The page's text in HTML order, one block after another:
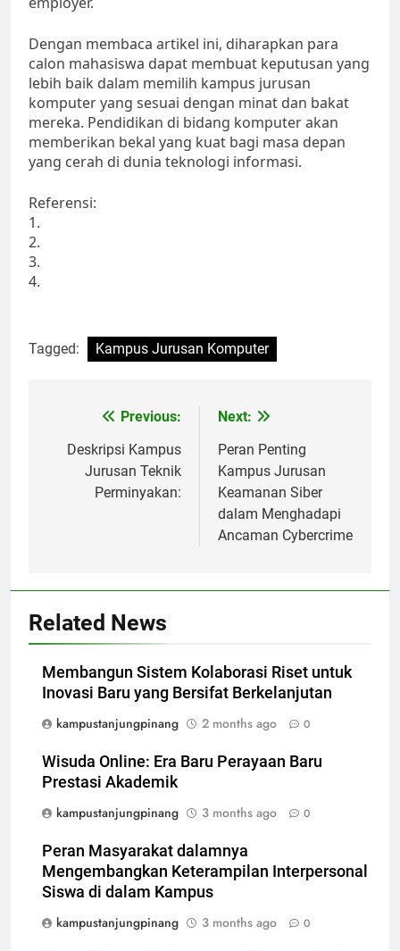
Dengan membaca artikel ini, diharapkan para
calon mahasiswa dapat membuat keputusan yang
lebih baik dalam memilih kampus jurusan
komputer yang sesuai dengan minat dan bakat
mereka. Pendidikan di bidang komputer akan
memberikan bekal yang kuat bagi masa depan
yang cerah di dunia teknologi informasi.
Referensi:
1.
2.
3.
4.
Tagged: Kampus Jurusan Komputer
navigation
Previous:
Deskripsi Kampus
Jurusan Teknik
Perminyakan:
Next:
Peran Penting
Kampus Jurusan
Keamanan Siber
dalam Menghadapi
Ancaman Cybercrime
Related News
Membangun Sistem Kolaborasi Riset untuk
Inovasi Baru yang Bersifat Berkelanjutan
kampustanjungpinang
2 months ago 0
Wisuda Online: Era Baru Perayaan Baru
Prestasi Akademik
kampustanjungpinang
3 months ago 0
Peran Masyarakat dalamnya
Mengembangkan Keterampilan Interpersonal
Siswa di dalam Kampus
kampustanjungpinang
3 months ago 0